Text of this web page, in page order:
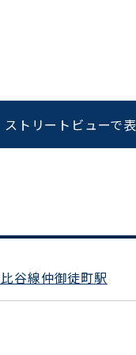
213
ストリートビューで
谷線仲御徒町駅